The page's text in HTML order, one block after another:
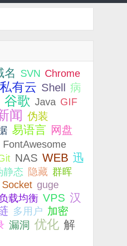
名 SVN Chrome
私有云 Shell 病
谷歌 Java GIF
闻 伪装
易语言 网盘
FontAwesome
NAS WEB 迅
静态 隐藏 群晖
Socket guge
载均衡 VPS 汉
多用户 加密
漏洞 优化 解